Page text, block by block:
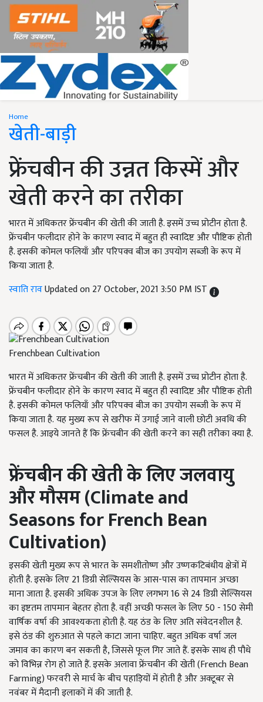
Home
खेती-बाड़ी
फ्रेंचबीन की उन्नत किस्में और
खेती करने का तरीका
भारत में अधिकतर फ्रेंचबीन की खेती की जाती है. इसमें उच्च प्रोटीन होता है.
फ्रेंचबीन फलीदार होने के कारण स्वाद में बहुत ही स्वादिष्ट और पौष्टिक होती
है. इसकी कोमल फलियाँ और परिपक्व बीज का उपयोग सब्जी के रूप में
किया जाता है.
स्वाति रावUpdated on 27 October, 2021 3:50 PM IST
Frenchbean Cultivation
भारत में अधिकतर फ्रेंचबीन की खेती की जाती है. इसमें उच्च प्रोटीन होता है.
फ्रेंचबीन फलीदार होने के कारण स्वाद में बहुत ही स्वादिष्ट और पौष्टिक होती
है. इसकी कोमल फलियाँ और परिपक्व बीज का उपयोग सब्जी के रूप में
किया जाता है. यह मुख्य रूप से खरीफ में उगाई जाने वाली छोटी अवधि की
फसल है. आइये जानते हैं कि फ्रेंचबीन की खेती करने का सही तरीका क्या है.
फ्रेंचबीन की खेती के लिए जलवायु
और मौसम (Climate and
Seasons for French Bean
Cultivation)
इसकी खेती मुख्य रूप से भारत के समशीतोष्ण और उष्णकटिबंधीय क्षेत्रों में
होती है. इसके लिए 21 डिग्री सेल्सियस के आस-पास का तापमान अच्छा
माना जाता है. इसकी अधिक उपज के लिए लगभग 16 से 24 डिग्री सेल्सियस
का इष्टतम तापमान बेहतर होता है. वहीं अच्छी फसल के लिए 50 - 150 सेमी
वार्षिक वर्षा की आवश्यकता होती है. यह ठंड के लिए अति संवेदनशील है.
इसे ठंड की शुरुआत से पहले काटा जाना चाहिए. बहुत अधिक वर्षा जल
जमाव का कारण बन सकती है, जिससे फूल गिर जाते हैं. इसके साथ ही पौधे
को विभिन्न रोग हो जाते हैं. इसके अलावा फ्रेंचबीन की खेती (French Bean
Farming) फरवरी से मार्च के बीच पहाड़ियों में होती है और अक्टूबर से
नवंबर में मैदानी इलाकों में की जाती है.